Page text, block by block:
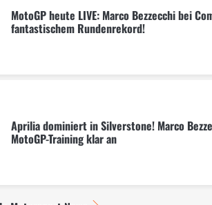
MotoGP heute LIVE: Marco Bezzecchi bei
fantastischem Rundenrekord!
Aprilia dominiert in Silverstone! Marco
MotoGP-Training klar an